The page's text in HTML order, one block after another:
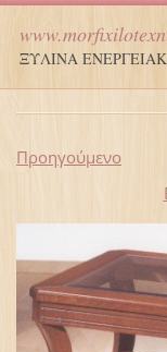
ΞΥΛΙΝΑ
Προηγούμενο